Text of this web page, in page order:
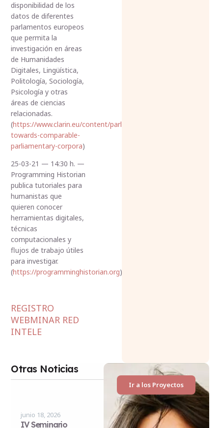
disponibilidad de los
datos de diferentes
parlamentos europeos
que permita la
investigación en áreas
de Humanidades
Digitales, Lingüística,
Politología, Sociología,
Psicología y otras
áreas de ciencias
relacionadas.
(https://www.clarin.eu/content/parlamint-
towards-comparable-
parliamentary-corpora)
25-03-21 — 14:30 h. —
Programming Historian
publica tutoriales para
humanistas que
quieren conocer
herramientas digitales,
técnicas
computacionales y
flujos de trabajo útiles
para investigar.
(https://programminghistorian.org)
REGISTRO
WEBMINAR RED
INTELE
Otras Noticias
junio 18, 2026
IV Seminario
Ir a los Proyectos